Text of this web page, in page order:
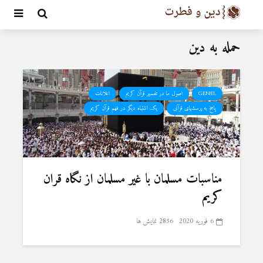
حمله به دین
GENEL اصول ما در تفسیر قرآن کریم
اعلانات
پاسخ به پرسشهای قرآنی
یک اشتباه دیگر در فهم قرآن کریم
مناسبات مسلمان با غیر مسلمان از نگاه قران
کریم
6 فوریه 2020 2856 نمایش ها